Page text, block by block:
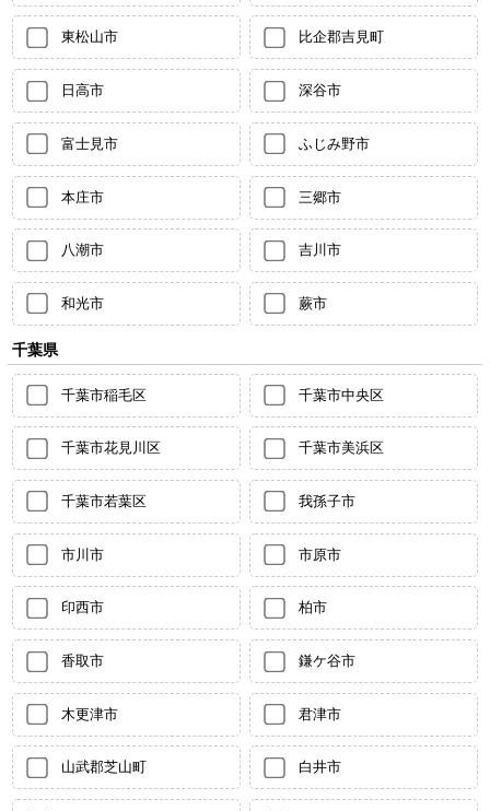
東松山市 比企郡吉見町
日高市 深谷市
富士見市 ふじみ野市
本庄市 三郷市
八潮市 吉川市
和光市 蕨市
千葉県
千葉市稲毛区 千葉市中央区
千葉市花見川区 千葉市美浜区
千葉市若葉区 我孫子市
市川市 市原市
印西市 柏市
香取市 鎌ケ谷市
木更津市 君津市
山武郡芝山町 白井市